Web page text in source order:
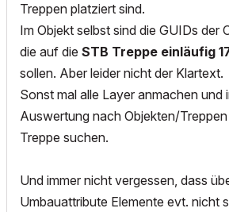
Treppen platziert sind.
Im Objekt selbst sind die GUIDs der
die auf die STB Treppe einläufig
sollen. Aber leider nicht der Klartext.
Sonst mal alle Layer anmachen und
Auswertung nach Objekten/
Treppe suchen.
Und immer nicht vergessen, dass
Umbauattribute Elemente evt. nicht